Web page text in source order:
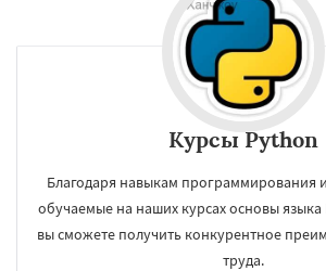
Курсы Python
Благодаря навыкам программирования
обучаемые на наших курсах основы
вы сможете получить конкурентное
труда.